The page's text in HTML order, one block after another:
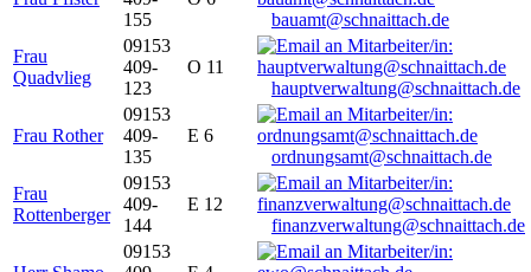
155
bauamt@schnaittach.de
Frau
Quadvlieg
09153
409-
123
O 11
hauptverwaltung@schnaittach.de
Frau Rother
09153
409-
135
E 6
ordnungsamt@schnaittach.de
Frau
Rottenberger
09153
409-
144
E 12
finanzverwaltung@schnaittach.de
09153